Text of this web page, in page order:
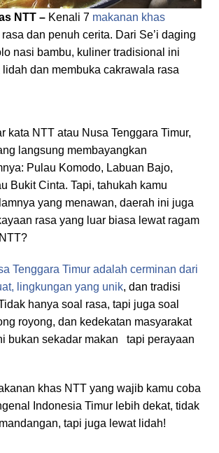
NTT – Kenali 7 makanan khas
dan penuh cerita. Dari Se’i daging
nasi bambu, kuliner tradisional ini
dan membuka cakrawala rasa
kata NTT atau Nusa Tenggara Timur,
langsung membayangkan
Pulau Komodo, Labuan Bajo,
Bukit Cinta. Tapi, tahukah kamu
yang menawan, daerah ini juga
rasa yang luar biasa lewat ragam
Tenggara Timur adalah cerminan dari
lingkungan yang unik, dan tradisi
hanya soal rasa, tapi juga soal
royong, dan kedekatan masyarakat
bukan sekadar makan tapi perayaan
khas NTT yang wajib kamu coba
Indonesia Timur lebih dekat, tidak
tapi juga lewat lidah!